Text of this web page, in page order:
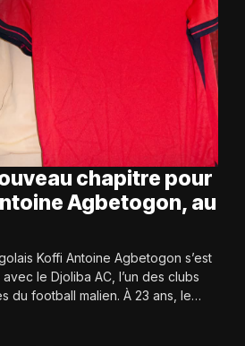
chapitre pour
Agbetogon, au
Koffi Antoine Agbetogon s’est
le Djoliba AC, l’un des clubs
du football malien. À 23 ans, le